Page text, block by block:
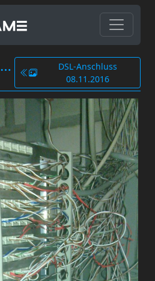
20161107_026.jpg
DSL-Anschluss
08.11.2016